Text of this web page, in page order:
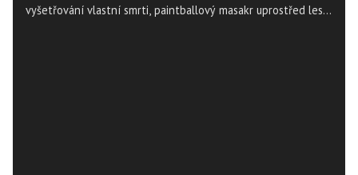
vyšetřování vlastní smrti, paintballový masakr uprostřed lesa,